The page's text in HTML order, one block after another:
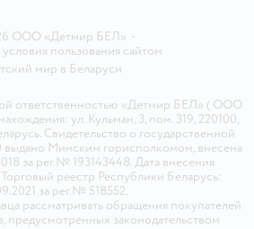
ООО «Детмир БЕЛ» •
пользования сайтом
мир в Беларуси
ответственностью «Детмир БЕЛ» ( ООО
ул. Кульман, 3, пом. 319, 220100,
Свидетельство о государственной
Минским горисполкомом, внесена
за рег.№ 193143448. Дата внесения
реестр Республики Беларусь:
за рег.№ 518552.
рассматривать обращения покупателей
предусмотренных законодательством